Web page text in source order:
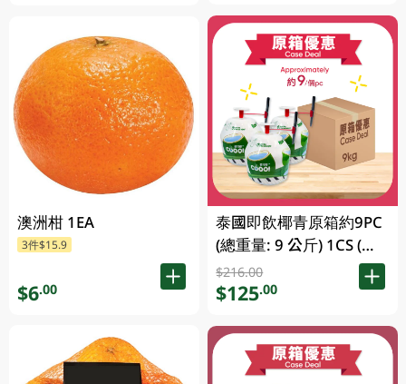
澳洲柑 1EA
3件$15.9
$6.00
泰國即飲椰青原箱約9PC
(總重量: 9 公斤) 1CS (包
裝及品牌隨機發放)
$216.00
$125.00